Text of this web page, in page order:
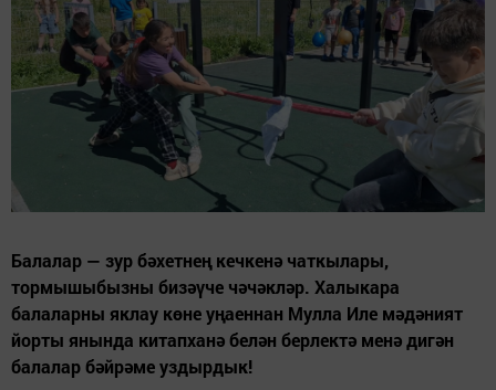
Балалар — зур бәхетнең кечкенә чаткылары,
тормышыбызны бизәүче чәчәкләр. Халыкара
балаларны яклау көне уңаеннан Мулла Иле мәдәният
йорты янында китапханә белән берлектә менә дигән
балалар бәйрәме уздырдык!